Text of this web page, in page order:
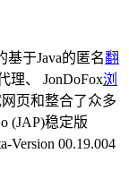
于Java的匿名翻
理、 JonDoFox浏
网页和整合了众多
(JAP)稳定版
Version 00.19.004